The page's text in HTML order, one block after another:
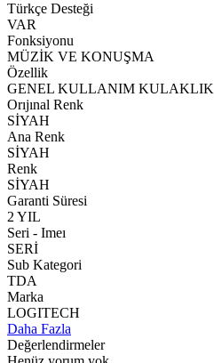
Türkçe Desteği
VAR
Fonksiyonu
MÜZİK VE KONUŞMA
Özellik
GENEL KULLANIM KULAKLIK
Orıjınal Renk
SİYAH
Ana Renk
SİYAH
Renk
SİYAH
Garanti Süresi
2 YIL
Seri - Imeı
SERİ
Sub Kategori
TDA
Marka
LOGITECH
Daha Fazla
Değerlendirmeler